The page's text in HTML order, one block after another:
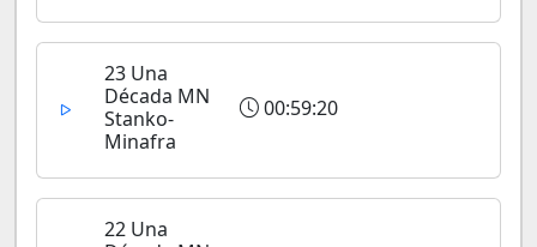
23 Una
Década MN
Stanko-
Minafra
00:59:20
22 Una